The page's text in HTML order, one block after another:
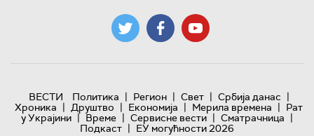
ВЕСТИ Политика | Регион | Свет | Србија данас |
Хроника | Друштво | Економија | Мерила времена | Рат
у Украјини | Време | Сервисне вести | Сматрачница |
Подкаст | ЕУ могућности 2026